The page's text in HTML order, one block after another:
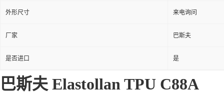
外形尺寸 来电询问
厂家 巴斯夫
是否进口 是
巴斯夫 Elastollan TPU C88A